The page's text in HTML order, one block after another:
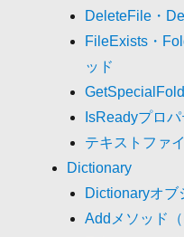
DeleteFile・
FileExists・
ッド
IsReadyプロパ
テキストファ
Dictionary
Dictionaryオブ
Addメソッド（